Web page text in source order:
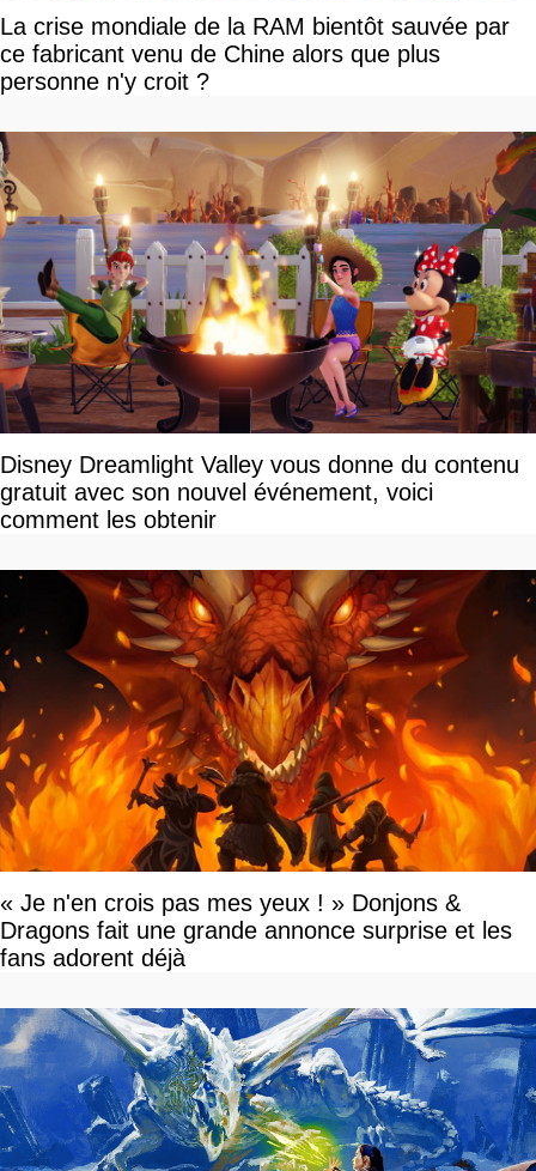
La crise mondiale de la RAM bientôt sauvée par
ce fabricant venu de Chine alors que plus
personne n'y croit ?
Disney Dreamlight Valley vous donne du contenu
gratuit avec son nouvel événement, voici
comment les obtenir
« Je n'en crois pas mes yeux ! » Donjons &
Dragons fait une grande annonce surprise et les
fans adorent déjà